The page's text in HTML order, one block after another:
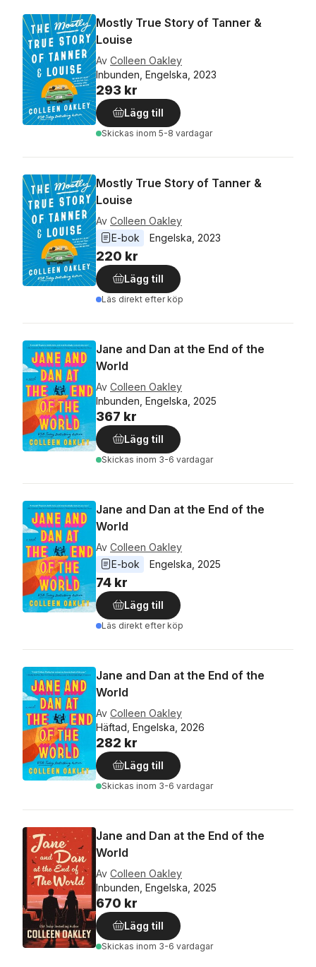
Mostly True Story of Tanner &
Louise
Av Colleen Oakley
Inbunden, Engelska, 2023
293 kr
Lägg till
Skickas inom 5-8 vardagar
Mostly True Story of Tanner &
Louise
Av Colleen Oakley
E-bok
Engelska 2023
220 kr
Lägg till
Läs direkt efter köp
Jane and Dan at the End of the
World
Av Colleen Oakley
Inbunden, Engelska, 2025
367 kr
Lägg till
Skickas inom 3-6 vardagar
Jane and Dan at the End of the
World
Av Colleen Oakley
E-bok
Engelska 2025
74 kr
Lägg till
Läs direkt efter köp
Jane and Dan at the End of the
World
Av Colleen Oakley
Häftad, Engelska, 2026
282 kr
Lägg till
Skickas inom 3-6 vardagar
Jane and Dan at the End of the
World
Av Colleen Oakley
Inbunden, Engelska, 2025
670 kr
Lägg till
Skickas inom 3-6 vardagar